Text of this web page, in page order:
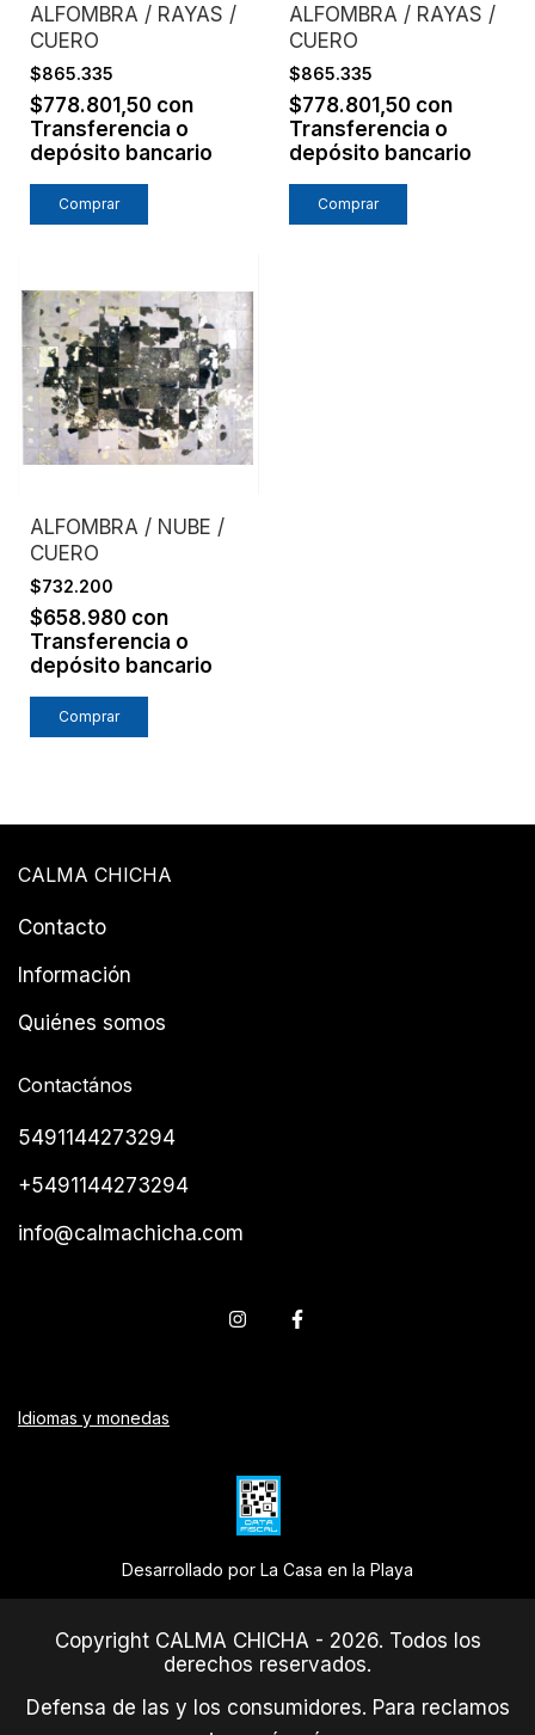
ALFOMBRA / RAYAS /
CUERO
$865.335
$778.801,50 con
Transferencia o
depósito bancario
Comprar
ALFOMBRA / RAYAS /
CUERO
$865.335
$778.801,50 con
Transferencia o
depósito bancario
Comprar
ALFOMBRA / NUBE /
CUERO
$732.200
$658.980 con
Transferencia o
depósito bancario
Comprar
CALMA CHICHA
Contacto
Información
Quiénes somos
Contactános
5491144273294
+5491144273294
info@calmachicha.com
Idiomas y monedas
Desarrollado por La Casa en la Playa
Copyright CALMA CHICHA - 2026. Todos los
derechos reservados.
Defensa de las y los consumidores. Para reclamos